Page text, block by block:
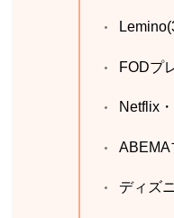
FODプ
Netflix
ABEMA
ディズ